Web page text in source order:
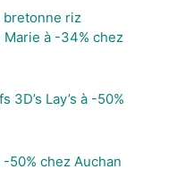
bretonne riz
à -34% chez
3D’s Lay’s à -50%
50% chez Auchan